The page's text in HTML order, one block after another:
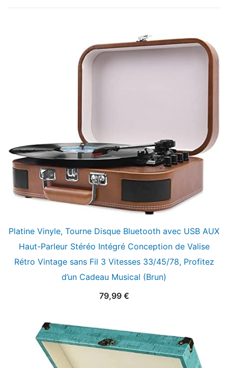
Platine Vinyle, Tourne Disque Bluetooth avec USB AUX
Haut-Parleur Stéréo Intégré Conception de Valise
Rétro Vintage sans Fil 3 Vitesses 33/45/78, Profitez
d’un Cadeau Musical (Brun)
79,99 €